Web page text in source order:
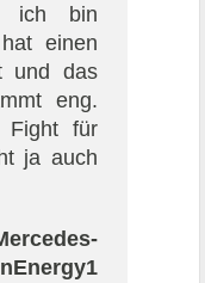
ich bin
einen
und das
eng.
für
ja auch